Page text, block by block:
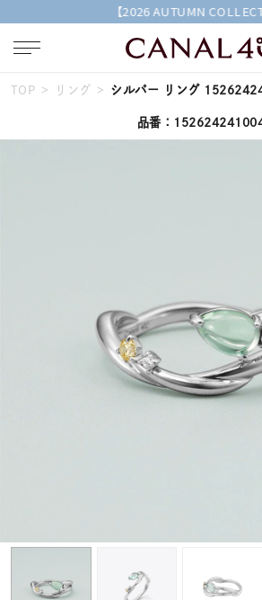
【2026 AUTUMN COLLECTION】特典
キー
TOP リング シルバー リング
品番：